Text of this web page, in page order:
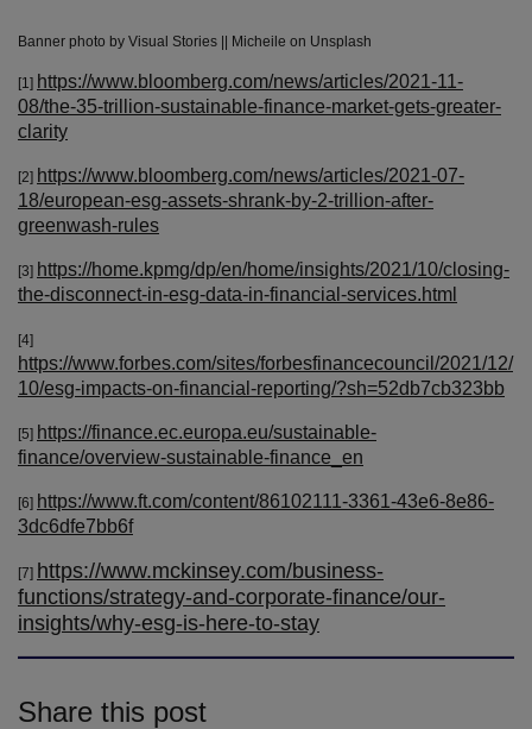
Banner photo by Visual Stories || Micheile on Unsplash
[1] https://www.bloomberg.com/news/articles/2021-11-
08/the-35-trillion-sustainable-finance-market-gets-greater-
clarity
[2] https://www.bloomberg.com/news/articles/2021-07-
18/european-esg-assets-shrank-by-2-trillion-after-
greenwash-rules
[3] https://home.kpmg/dp/en/home/insights/2021/10/closing-
the-disconnect-in-esg-data-in-financial-services.html
[4]
https://www.forbes.com/sites/forbesfinancecouncil/2021/12/
10/esg-impacts-on-financial-reporting/?sh=52db7cb323bb
[5] https://finance.ec.europa.eu/sustainable-
finance/overview-sustainable-finance_en
[6] https://www.ft.com/content/86102111-3361-43e6-8e86-
3dc6dfe7bb6f
[7] https://www.mckinsey.com/business-
functions/strategy-and-corporate-finance/our-
insights/why-esg-is-here-to-stay
Share this post